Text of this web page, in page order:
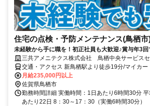
住宅の点検・予防メンテナンス(鳥栖市
未経験から手に職を！初正社員も大歓迎♪賞与年3回
三共アメニテクス株式会社 鳥栖中央サービス
交通・アクセス 新鳥栖駅より徒歩19分/マイカー
月給235,000円以上
佐賀県鳥栖市
勤務時間詳細 実働時間：1日あたり6時間30分
あたり22日 8：30～17：30（実働6時間30分）